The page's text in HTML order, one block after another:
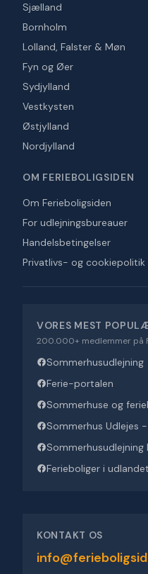
Sjælland
Bornholm
Lolland, Falster & Møn
Fyn og Øer
Sydjylland
Vestkysten
Østjylland
Nordjylland
OM FERIEBOLIGSIDEN
Om Ferieboligsiden
For udlejningsbureauer
Handelsbetingelser
Privatlivs- og cookiepolitik
VORES MEST
200.000+ medlemmer på
Sommerhusudlejning
Ferie-portalen
Sommerhuse og
Sommerhus Udlejes
Sommerhusudlejning
Ferieboliger i udlandet
KONTAKT OS